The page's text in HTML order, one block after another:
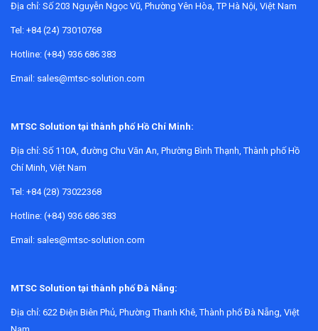
Phạm vi ứng dụng của cảm biến đo mức
trong công nghiệp
liệu dạng hạt hoặc môi trường cần kiểm soát mức theo
cạn để kích hoạt bơm, van, còi báo hoặc liên động an toàn.
Địa chỉ: Số 203 Nguyễn Ngọc Vũ, Phường Yên Hòa, TP Hà Nội, Việt Nam
Tel: +84 (24) 73010768
Hotline: (+84) 936 686 383
Email: sales@mtsc-solution.com
MTSC Solution tại thành phố Hồ Chí Minh:
Địa chỉ: Số 110A, đường Chu Văn An, Phường Bình Thạnh, Thành phố Hồ
Chí Minh, Việt Nam
Tel: +84 (28) 73022368
Hotline: (+84) 936 686 383
Email: sales@mtsc-solution.com
MTSC Solution tại thành phố Đà Nẵng:
Địa chỉ: 622 Điện Biên Phủ, Phường Thanh Khê, Thành phố Đà Nẵng, Việt